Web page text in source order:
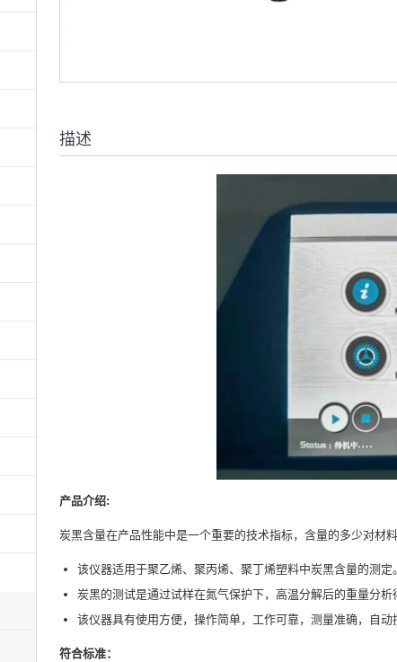
描述
产品介绍:
炭黑含量在产品性能中是一个重要的技术指标，含量的多少对材
该仪器适用于聚乙烯、聚丙烯、聚丁烯塑料中炭黑含量的测定。
炭黑的测试是通过试样在氮气保护下，高温分解后的重量分析
该仪器具有使用方便，操作简单，工作可靠，测量准确，自动
符合标准：